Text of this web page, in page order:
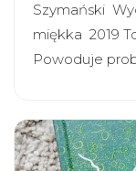
Szymański
miękka 2019
Powoduje